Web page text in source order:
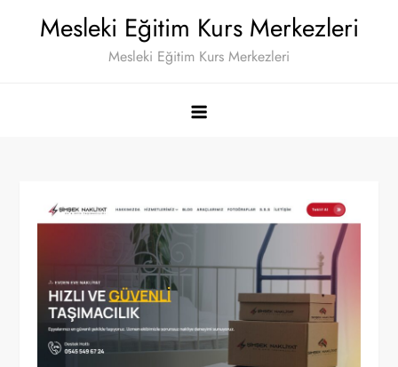
Mesleki Eğitim Kurs Merkezleri
Mesleki Eğitim Kurs Merkezleri